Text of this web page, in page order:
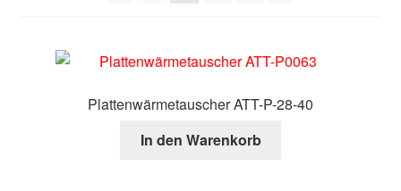
Plattenwärmetauscher ATT-P-28-40
In den Warenkorb